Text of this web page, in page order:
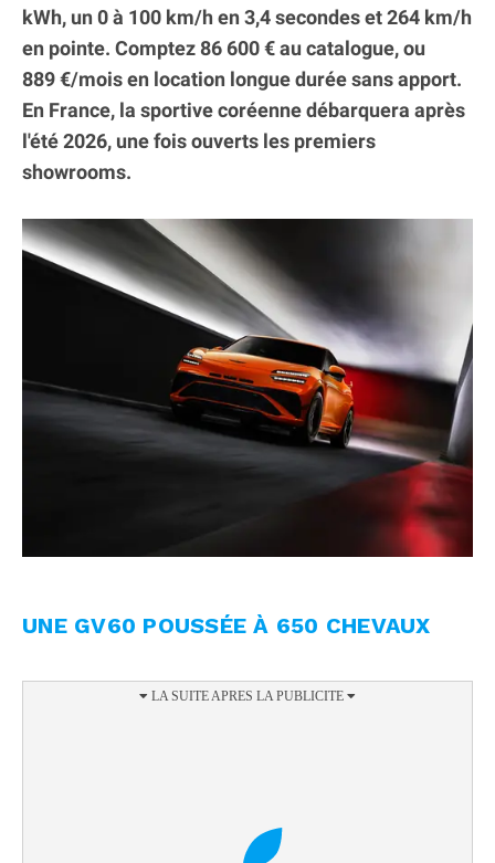
kWh, un 0 à 100 km/h en 3,4 secondes et 264 km/h
en pointe. Comptez 86 600 € au catalogue, ou
889 €/mois en location longue durée sans apport.
En France, la sportive coréenne débarquera après
l'été 2026, une fois ouverts les premiers
showrooms.
UNE GV60 POUSSÉE À 650 CHEVAUX